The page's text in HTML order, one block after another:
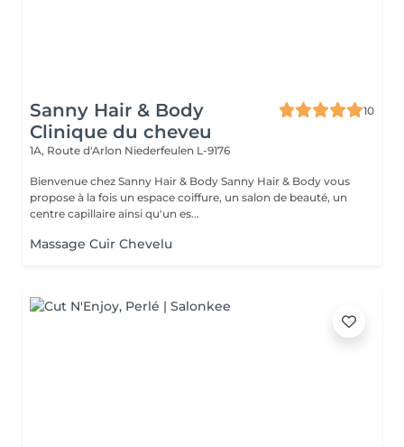
Sanny Hair & Body
Clinique du cheveu
10
1A, Route d'Arlon Niederfeulen L-9176
Bienvenue chez Sanny Hair & Body Sanny Hair & Body vous
propose à la fois un espace coiffure, un salon de beauté, un
centre capillaire ainsi qu'un es...
Massage Cuir Chevelu